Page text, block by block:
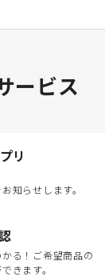
ービス
リ
知らせします。
る！ご希望商品の
きます。